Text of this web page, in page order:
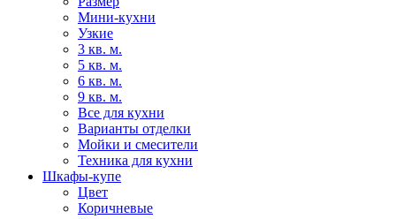
Мини-кухни
Узкие
3 кв. м.
5 кв. м.
6 кв. м.
9 кв. м.
Все для кухни
Варианты отделки
Мойки и смесители
Техника для кухни
Шкафы-купе
Цвет
Коричневые